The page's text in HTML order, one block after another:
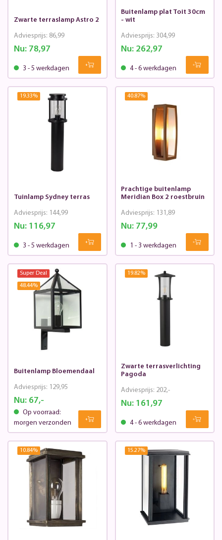
Zwarte terraslamp Astro 2
Nu:78,97
Adviesprijs: 86,99
3 - 5 werkdagen
Buitenlamp plat Toit 30cm
- wit
Nu: 262,97
Adviesprijs: 304,99
4 - 6 werkdagen
19.33%
Tuinlamp Sydney terras
Nu:116,97
Adviesprijs: 144,99
3 - 5 werkdagen
40.87%
Prachtige buitenlamp
Meridian Box 2 roestbruin
Nu: 77,99
Adviesprijs: 131,89
1 - 3 werkdagen
Super Deal
48.44%
Buitenlamp Bloemendaal
Nu:67,-
Adviesprijs: 129,95
Op voorraad:
morgen verzonden
19.82%
Zwarte terrasverlichting
Pagoda
Nu: 161,97
Adviesprijs: 202,-
4 - 6 werkdagen
10.84% 15.27%